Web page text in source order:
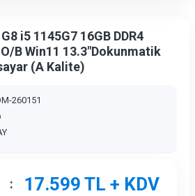
i5 1145G7 16GB DDR4
B Win11 13.3"Dokunmatik
(A Kalite)
260151
: 17.599 TL + KDV